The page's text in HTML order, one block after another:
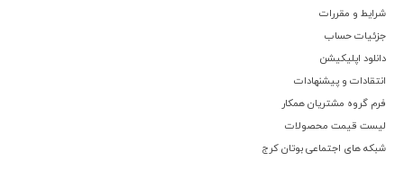
شرایط و مقررات
جزئیات حساب
دانلود اپلیکیشن
انتقادات و پیشنهادات
فرم گروه مشتریان همکار
لیست قیمت محصولات
شبکه های اجتماعی بوتان کرج